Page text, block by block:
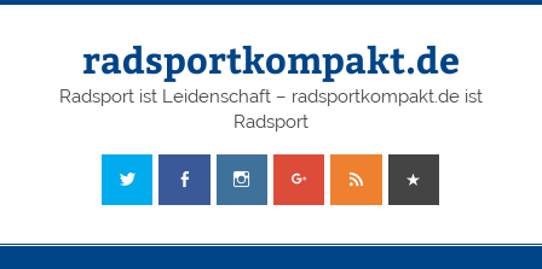
radsportkompakt.de
Radsport ist Leidenschaft – radsportkompakt.de ist
Radsport